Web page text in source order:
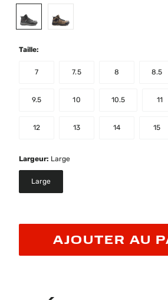
Taille:
7 7.5 8 8.5
9.5 10 10.5 11
12 13 14 15
Largeur: Large
Large
AJOUTER AU